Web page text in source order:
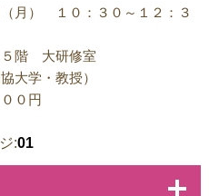
月） １０：３０～１２：３
階 大研修室
学・教授）
０円
:01